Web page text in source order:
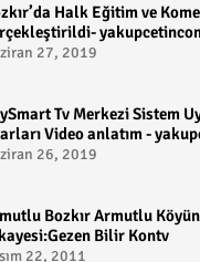
Halk Eğitim ve
27, 2019
Tv Merkezi Sistem
Video anlatım -
26, 2019
Bozkır Armutlu
Bilir Kontv
22, 2011